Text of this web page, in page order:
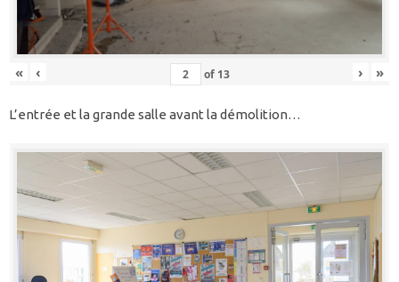
« ‹ of 13 › »
L’entrée et la grande salle avant la démolition…